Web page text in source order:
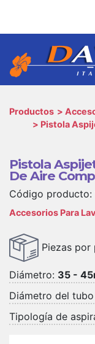
Productos
Pistola
Pistola
De Aire
Código producto:
Accesorios Para
Piezas por
Diámetro: 35 -
Diámetro del
Tipología de